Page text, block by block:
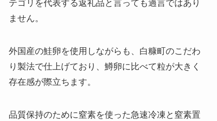
テゴリを代表する返礼品と言っても過言ではあり
ません。
外国産の鮭卵を使用しながらも、白糠町のこだわ
り製法で仕上げており、鱒卵に比べて粒が大きく
存在感が際立ちます。
品質保持のために窒素を使った急速冷凍と窒素置